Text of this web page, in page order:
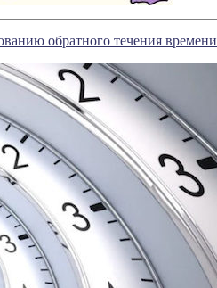
обратного течения времени